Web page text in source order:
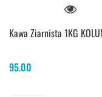
Kawa Ziarnista 1KG
95.00